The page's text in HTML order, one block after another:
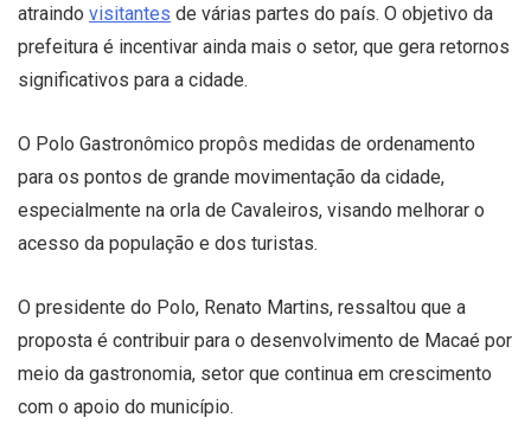
atraindo visitantes de várias partes do país. O objetivo da
prefeitura é incentivar ainda mais o setor, que gera retornos
significativos para a cidade.
O Polo Gastronômico propôs medidas de ordenamento
para os pontos de grande movimentação da cidade,
especialmente na orla de Cavaleiros, visando melhorar o
acesso da população e dos turistas.
O presidente do Polo, Renato Martins, ressaltou que a
proposta é contribuir para o desenvolvimento de Macaé por
meio da gastronomia, setor que continua em crescimento
com o apoio do município.